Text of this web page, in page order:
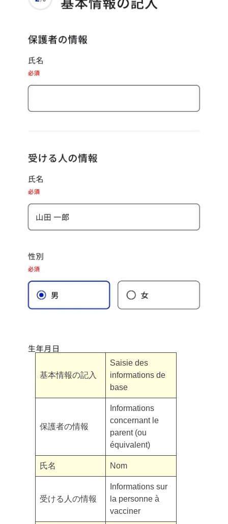
基本情報の記入
Saisie des
informations de
base
保護者の情報
Informations
concernant le
parent (ou
équivalent)
氏名 Nom
受ける人の情報
Informations sur
la personne à
vacciner